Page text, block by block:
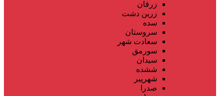
زرقان
زرین دشت
سده
سروستان
سعادت شهر
سورمق
سیدان
ششده
شهرپیر
صدرا